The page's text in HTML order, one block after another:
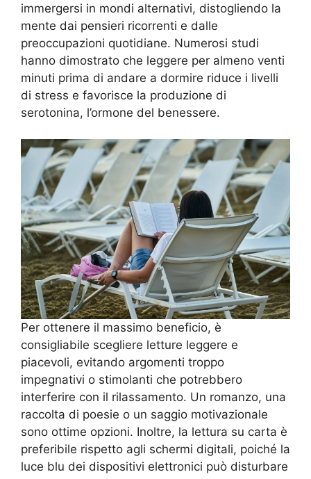
immergersi in mondi alternativi, distogliendo la
mente dai pensieri ricorrenti e dalle
preoccupazioni quotidiane. Numerosi studi
hanno dimostrato che leggere per almeno venti
minuti prima di andare a dormire riduce i livelli
di stress e favorisce la produzione di
serotonina, l’ormone del benessere.
Per ottenere il massimo beneficio, è
consigliabile scegliere letture leggere e
piacevoli, evitando argomenti troppo
impegnativi o stimolanti che potrebbero
interferire con il rilassamento. Un romanzo, una
raccolta di poesie o un saggio motivazionale
sono ottime opzioni. Inoltre, la lettura su carta è
preferibile rispetto agli schermi digitali, poiché la
luce blu dei dispositivi elettronici può disturbare